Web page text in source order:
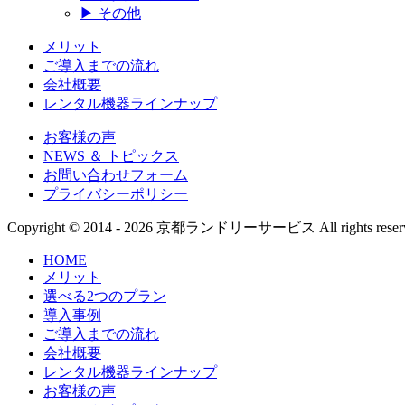
▶ その他
メリット
ご導入までの流れ
会社概要
レンタル機器ラインナップ
お客様の声
NEWS ＆ トピックス
お問い合わせフォーム
プライバシーポリシー
Copyright © 2014 - 2026 京都ランドリーサービス All rights
HOME
メリット
選べる2つのプラン
導入事例
ご導入までの流れ
会社概要
レンタル機器ラインナップ
お客様の声